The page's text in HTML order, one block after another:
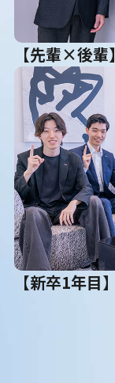
【先輩×後
【新卒1年目